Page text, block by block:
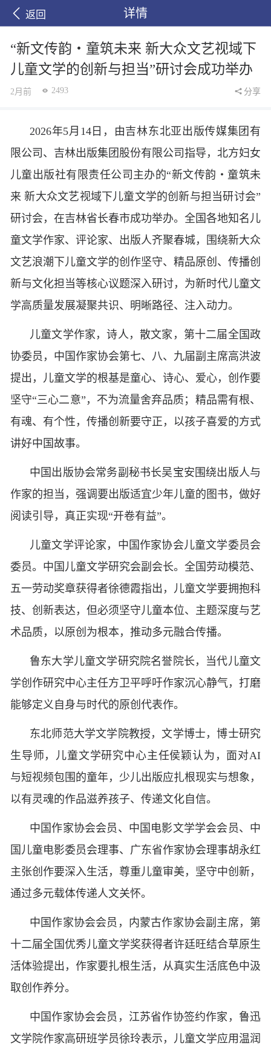
返回 详情
“新文传韵・童筑未来 新大众文艺视域下
儿童文学的创新与担当”研讨会成功举办
2月前 2493 分享
2026年5月14日，由吉林东北亚出版传媒集团有
限公司、吉林出版集团股份有限公司指导，北方妇女
儿童出版社有限责任公司主办的“新文传韵・童筑未
来 新大众文艺视域下儿童文学的创新与担当研讨会”
研讨会，在吉林省长春市成功举办。全国各地知名儿
童文学作家、评论家、出版人齐聚春城，围绕新大众
文艺浪潮下儿童文学的创作坚守、精品原创、传播创
新与文化担当等核心议题深入研讨，为新时代儿童文
学高质量发展凝聚共识、明晰路径、注入动力。
儿童文学作家，诗人，散文家，第十二届全国政
协委员，中国作家协会第七、八、九届副主席高洪波
提出，儿童文学的根基是童心、诗心、爱心，创作要
坚守“三心二意”，不为流量舍弃品质；精品需有根、
有魂、有个性，传播创新要守正，以孩子喜爱的方式
讲好中国故事。
中国出版协会常务副秘书长吴宝安围绕出版人与
作家的担当，强调要出版适宜少年儿童的图书，做好
阅读引导，真正实现“开卷有益”。
儿童文学评论家，中国作家协会儿童文学委员会
委员。中国儿童文学研究会副会长。全国劳动模范、
五一劳动奖章获得者徐德霞指出，儿童文学要拥抱科
技、创新表达，但必须坚守儿童本位、主题深度与艺
术品质，以原创为根本，推动多元融合传播。
鲁东大学儿童文学研究院名誉院长，当代儿童文
学创作研究中心主任方卫平呼吁作家沉心静气，打磨
能够定义自身与时代的原创代表作。
东北师范大学文学院教授，文学博士，博士研究
生导师，儿童文学研究中心主任侯颖认为，面对AI
与短视频包围的童年，少儿出版应扎根现实与想象，
以有灵魂的作品滋养孩子、传递文化自信。
中国作家协会会员、中国电影文学学会会员、中
国儿童电影委员会理事、广东省作家协会理事胡永红
主张创作要深入生活，尊重儿童审美，坚守中创新，
通过多元载体传递人文关怀。
中国作家协会会员，内蒙古作家协会副主席，第
十二届全国优秀儿童文学奖获得者许廷旺结合草原生
活体验提出，作家要扎根生活，从真实生活底色中汲
取创作养分。
中国作家协会会员，江苏省作协签约作家，鲁迅
文学院作家高研班学员徐玲表示，儿童文学应用温润